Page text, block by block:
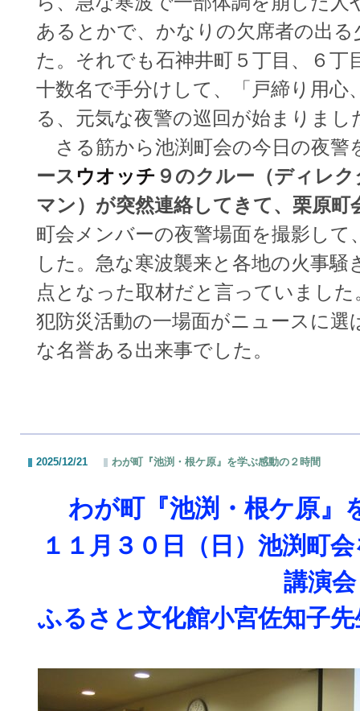
あるとかで、かなりの欠席者の出
た。それでも石神井町５丁目、６丁
十数名で手分けして、「戸締り用心
る、元気な夜警の巡回が始まりまし
さる筋から池渕町会の今日の夜警
ースウオッチ ９のクルー（ディレ
マン）が突然連絡してきて、栗原町
町会メンバーの夜警場面を撮影し
した。急な寒波襲来と各地の火事
点となった取材だと言っていまし
犯防災活動の一場面がニュースに
な名誉ある出来事でした。
2025/12/21 わが町『池渕・根ケ原』を学ぶ感動の２時間
わが町『池渕・根ケ原』
１１月３０日（日）池渕町
講演会
ふるさと文化館小宮佐知子